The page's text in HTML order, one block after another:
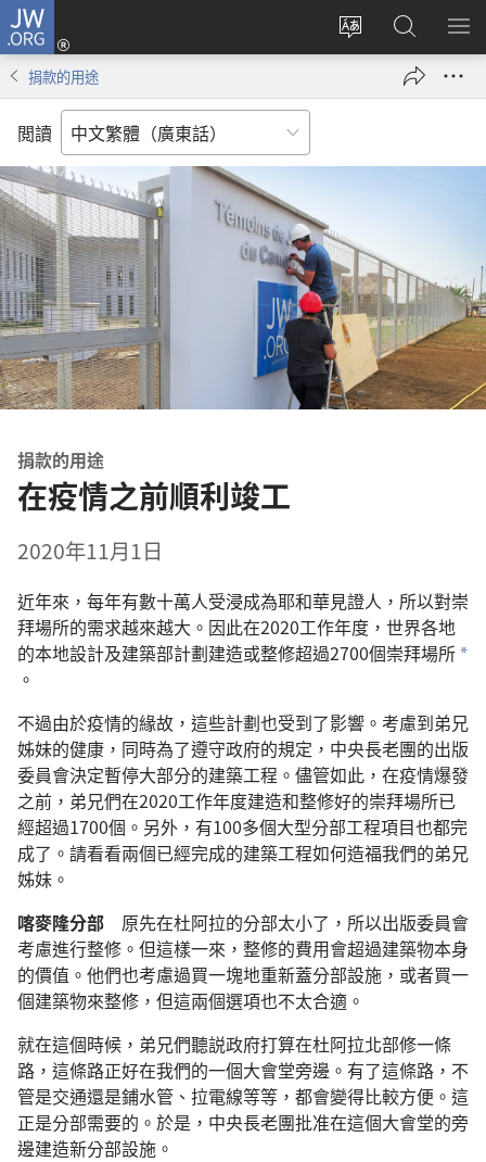
JW.ORG
更
言
登
錄
（開
窗）
搜
尋
JW.ORG
顯
捐款的用途
閲讀
捐款的用途
在疫情之前順利竣工
2020年11月1日
近年來，每年有數十萬人受浸成為耶和華見證人，所以對崇
拜場所的需求越來越大。因此在2020工作年度，世界各地
的本地設計及建築部計劃建造或整修超過2700個崇拜場所 a
。
不過由於疫情的緣故，這些計劃也受到了影響。考慮到弟兄
姊妹的健康，同時為了遵守政府的規定，中央長老團的出版
委員會決定暫停大部分的建築工程。儘管如此，在疫情爆發
之前，弟兄們在2020工作年度建造和整修好的崇拜場所已
經超過1700個。另外，有100多個大型分部工程項目也都完
成了。請看看兩個已經完成的建築工程如何造福我們的弟兄
姊妹。
喀麥隆分部 原先在杜阿拉的分部太小了，所以出版委員會
考慮進行整修。但這樣一來，整修的費用會超過建築物本身
的價值。他們也考慮過買一塊地重新蓋分部設施，或者買一
個建築物來整修，但這兩個選項也不太合適。
就在這個時候，弟兄們聽説政府打算在杜阿拉北部修一條
路，這條路正好在我們的一個大會堂旁邊。有了這條路，不
管是交通還是鋪水管、拉電線等等，都會變得比較方便。這
正是分部需要的。於是，中央長老團批准在這個大會堂的旁
邊建造新分部設施。